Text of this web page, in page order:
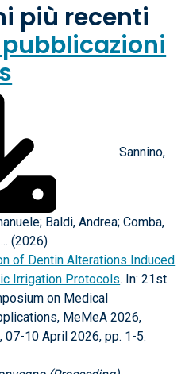
più recenti
Sannino,
Baldi, Andrea; Comba,
(2026)
of Dentin Alterations Induced
Irrigation Protocols. In: 21st
on Medical
MeMeA 2026,
07-10 April 2026, pp. 1-5.